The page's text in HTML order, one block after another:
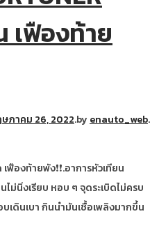
เฟืองท้าย
ภาคม 26, 2022.by enauto_web.
งท้ายพัง❗❗.อาการหัวเทียน
ไม่นิ่งเรียบ หอบ ๆ จุดระเบิดไม่ครบ
เดินเบา กินนำมันเชื้อเพลิงมากขึ้น